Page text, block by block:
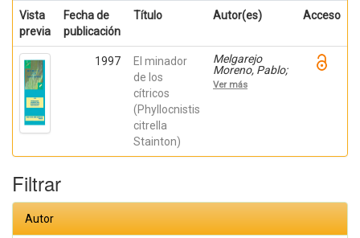
Vista
previa
Fecha de
publicación
Título Autor(es) Acceso
1997
El minador
de los
cítricos
(Phyllocnistis
citrella
Stainton)
Melgarejo
Moreno, Pablo;
Martinez
Nicolas, Juan
Gabriel
Ver más
Filtrar
Autor